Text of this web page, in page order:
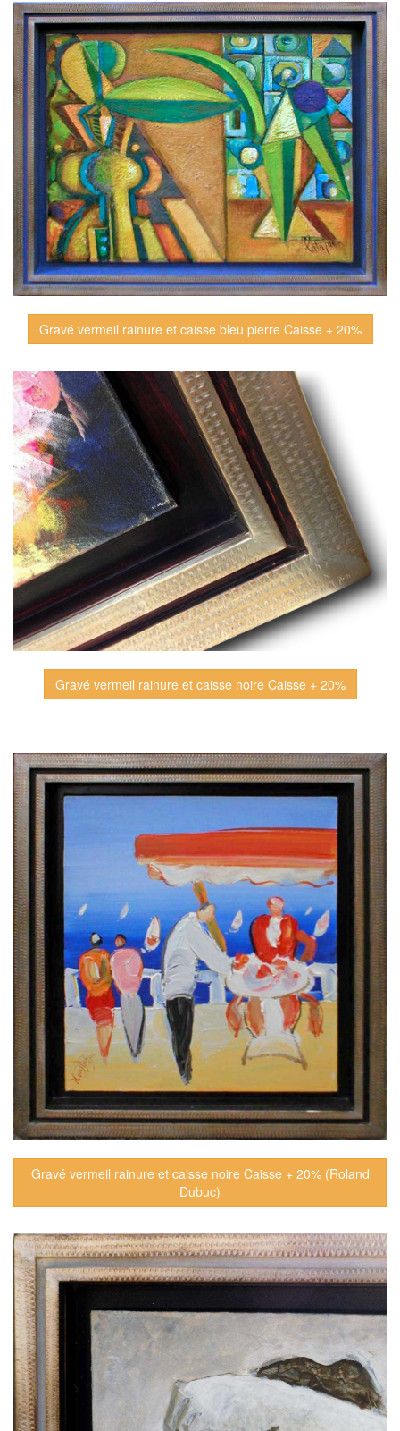
Gravé vermeil rainure et caisse bleu pierre Caisse + 20%
Gravé vermeil rainure et caisse noire Caisse + 20%
Gravé vermeil rainure et caisse noire Caisse + 20% (Roland
Dubuc)